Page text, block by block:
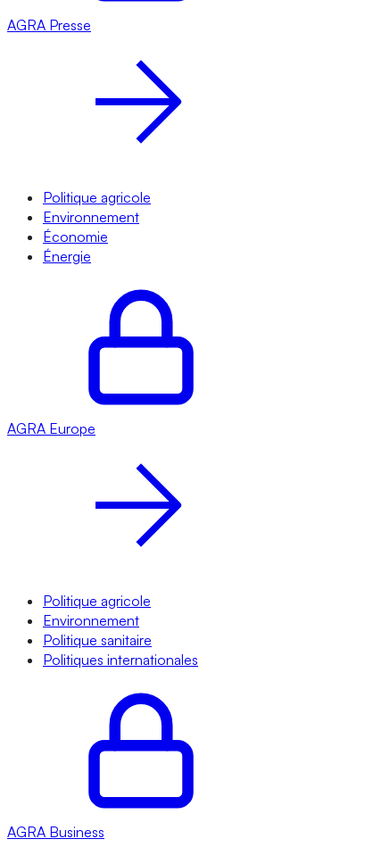
AGRA Presse
Politique agricole
Environnement
Économie
Énergie
AGRA Europe
Politique agricole
Environnement
Politique sanitaire
Politiques internationales
AGRA Business